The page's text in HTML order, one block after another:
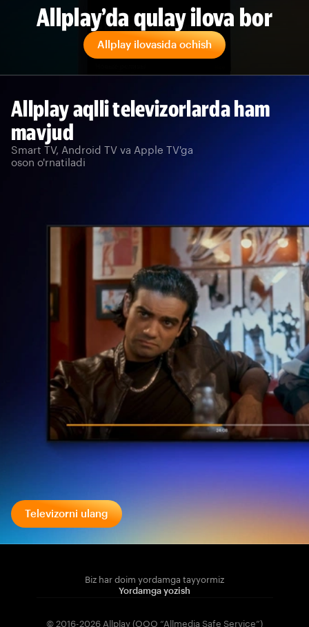
Allplay’da qulay ilova bor
Allplay ilovasida ochish
Allplay aqlli televizorlarda ham
mavjud
Smart TV, Android TV va Apple TV'ga
oson o'rnatiladi
Televizorni ulang
Biz har doim yordamga tayyormiz
Yordamga yozish
© 2016-2026 Allplay (OOO “Allmedia Safe Service”)